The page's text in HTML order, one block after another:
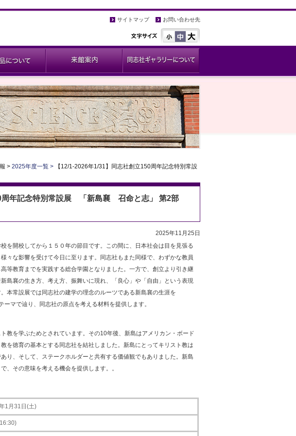
お問い合わせ先
サイトマップ
2025年度一覧
【12/1-2026年1/31】同志社創立150周年記念特別常設
周年記念特別常設展 「新島襄 召命と志」 第2部
2025年11月25日
を開校してから１５０年の節目です。この間に、日本社会は目を見張る
々な影響を受けて今日に至ります。同志社もまた同様で、わずかな教員
等教育までを実践する総合学園となりました。一方で、創立より引き継
島襄の生き方、考え方、振舞いに現れ、「良心」や「自由」という表現
本常設展では同志社の建学の理念のルーツである新島襄の生涯を
ーマで辿り、同志社の原点を考える材料を提供します。
教を学ぶためとされています。その10年後、新島はアメリカン・ボード
を徳育の基本とする同志社を結社しました。新島にとってキリスト教は
り、そして、ステークホルダーと共有する価値観でもありました。新島
、その意味を考える機会を提供します。。
1月31日(土)